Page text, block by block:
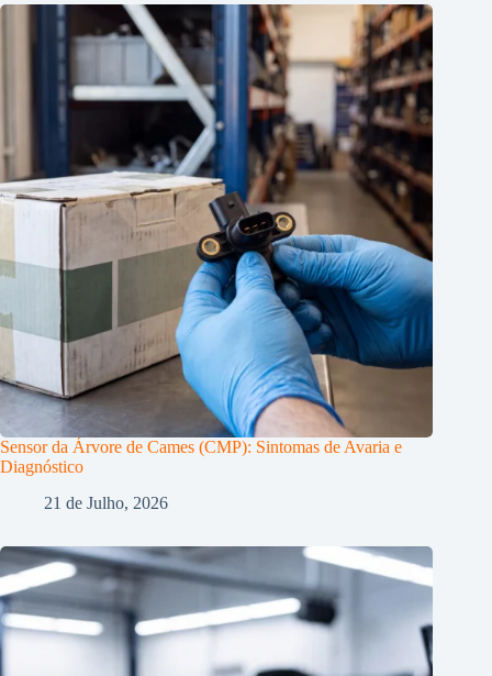
Sensor da Árvore de Cames (CMP): Sintomas de Avaria e
Diagnóstico
21 de Julho, 2026